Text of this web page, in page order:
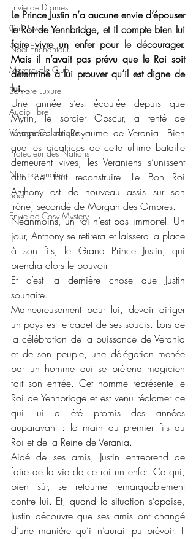
Envie de Drames
Girl Power
Noël Enchanteur
Motorcycle Club
Sombre Luxure
Audio libre
Voyage Galactique
Protecteur des Nations
Nos partenaires
noêl
Envie de Cosy Mystery
Le Prince Justin n’a aucune envie d’épouser
le Roi de Yennbridge, et il compte bien lui
faire vivre un enfer pour le décourager.
Mais il n’avait pas prévu que le Roi soit
déterminé à lui prouver qu’il est digne de
lui...
Une année s’est écoulée depuis que
Myrin, le sorcier Obscur, a tenté de
s’emparer du Royaume de Verania. Bien
que les cicatrices de cette ultime bataille
demeurent vives, les Veraniens s’unissent
afin de tout reconstruire. Le Bon Roi
Anthony est de nouveau assis sur son
trône, secondé de Morgan des Ombres.
Néanmoins, un roi n’est pas immortel. Un
jour, Anthony se retirera et laissera la place
à son fils, le Grand Prince Justin, qui
prendra alors le pouvoir.
Et c’est la dernière chose que Justin
souhaite.
Malheureusement pour lui, devoir diriger
un pays est le cadet de ses soucis. Lors de
la célébration de la puissance de Verania
et de son peuple, une délégation menée
par un homme qui se prétend magicien
fait son entrée. Cet homme représente le
Roi de Yennbridge et est venu réclamer ce
qui lui a été promis des années
auparavant : la main du premier fils du
Roi et de la Reine de Verania.
Aidé de ses amis, Justin entreprend de
faire de la vie de ce roi un enfer. Ce qui,
bien sûr, se retourne remarquablement
contre lui. Et, quand la situation s’apaise,
Justin découvre que ses amis ont changé
d’une manière qu’il n’aurait pu prévoir. Il